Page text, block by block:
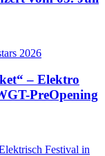
– Elektro
PreOpening